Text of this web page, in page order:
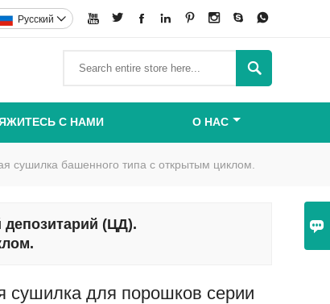

       
Pусский 

С НАМИ О НАС
сушилка башенного типа с открытым циклом.
(ЦД).
сушилка для порошков серии